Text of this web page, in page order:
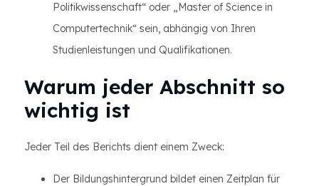
Politikwissenschaft“ oder „Master of Science in
Computertechnik“ sein, abhängig von Ihren
Studienleistungen und Qualifikationen.
Warum jeder Abschnitt so
wichtig ist
Jeder Teil des Berichts dient einem Zweck:
Der Bildungshintergrund bildet einen Zeitplan für